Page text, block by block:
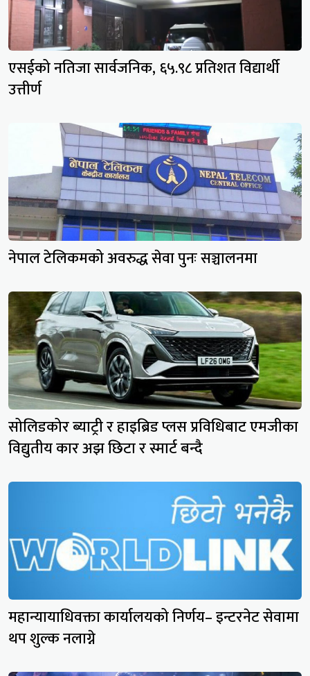
एसईको नतिजा सार्वजनिक, ६५.९८ प्रतिशत विद्यार्थी
उत्तीर्ण
नेपाल टेलिकमको अवरुद्ध सेवा पुनः सञ्चालनमा
सोलिडकोर ब्याट्री र हाइब्रिड प्लस प्रविधिबाट एमजीका
विद्युतीय कार अझ छिटा र स्मार्ट बन्दै
महान्यायाधिवक्ता कार्यालयको निर्णय– इन्टरनेट सेवामा
थप शुल्क नलाग्ने